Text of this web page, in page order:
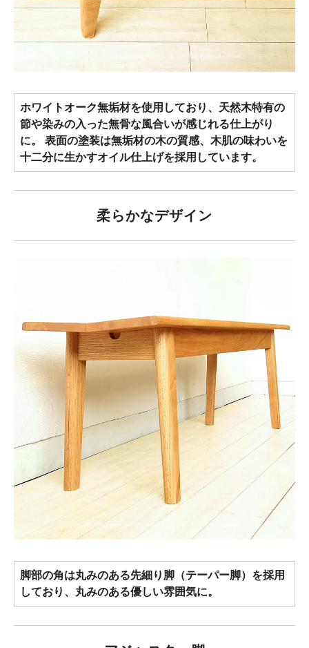
ホワイトオーク無垢材を使用しており、天然木特有の
節や染みの入った無骨な風合いが感じれる仕上がり
に。 表面の塗装は無垢材の木の質感、木肌の味わいを
十二分に生かすオイル仕上げを採用しています。
柔らかなデザイン
脚部の角は丸みのある先細り脚（テーパー脚）を採用
しており、丸みのある優しい雰囲気に。